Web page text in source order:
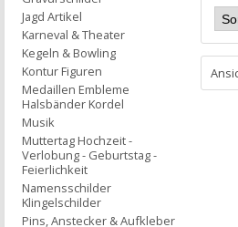
Jagd Artikel
Karneval & Theater
Kegeln & Bowling
Kontur Figuren
Medaillen Embleme
Halsbänder Kordel
Musik
Muttertag Hochzeit -
Verlobung - Geburtstag -
Feierlichkeit
Namensschilder
Klingelschilder
Pins, Anstecker & Aufkleber